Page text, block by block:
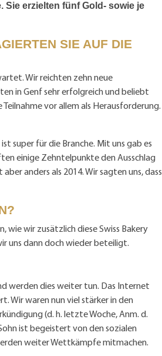
Sie erzielten fünf Gold- sowie je
SIE AUF DIE
Wir reichten zehn neue
in Genf sehr erfolgreich und beliebt
vor allem als Herausforderung.
super für die Branche. Mit uns gab es
einige Zehntelpunkte den Ausschlag
anders als 2014. Wir sagten uns, dass
wie wir zusätzlich diese Swiss Bakery
uns dann doch wieder beteiligt.
werden dies weiter tun. Das Internet
Wir waren nun viel stärker in den
(d. h. letzte Woche, Anm. d.
ist begeistert von den sozialen
weiter Wettkämpfe mitmachen.